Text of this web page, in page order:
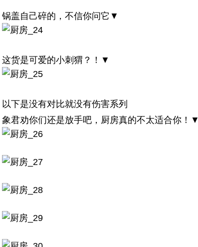
锅盖自己碎的，不信你问它▼
这货是可爱的小刺猬？！▼
以下是没有对比就没有伤害系列
象君劝你们还是放手吧，厨房真的不太适合你！▼